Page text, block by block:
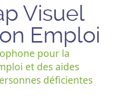
Visuel
Emploi
pour la
et des aides
déficientes